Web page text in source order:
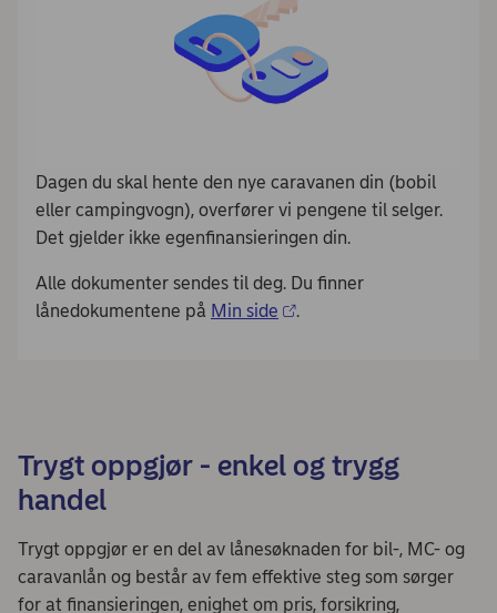
Dagen du skal hente den nye caravanen din (bobil
eller campingvogn), overfører vi pengene til selger.
Det gjelder ikke egenfinansieringen din.
Alle dokumenter sendes til deg. Du finner
lånedokumentene på Min side .
Trygt oppgjør - enkel og trygg
handel
Trygt oppgjør er en del av lånesøknaden for bil-, MC- og
caravanlån og består av fem effektive steg som sørger
for at finansieringen, enighet om pris, forsikring,